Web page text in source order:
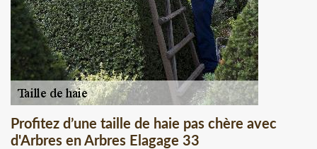
Profitez d’une taille de haie pas chère avec
d'Arbres en Arbres Elagage 33